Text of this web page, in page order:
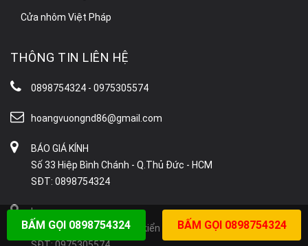
Cửa nhôm Việt Pháp
THÔNG TIN LIÊN HỆ
0898754324 - 0975305574
hoangvuongnd86@gmail.com
BÁO GIÁ KÍNH
Số 33 Hiệp Bình Chánh - Q.Thủ Đức - HCM
SĐT: 0898754324
hoang vuong
391 phạm hữu lầu phước kiển nhà bè
BẤM GỌI 0898754324 BẤM GỌI 0898754324